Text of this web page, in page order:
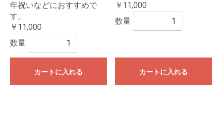
年祝いなどにおすすめで
す。
￥11,000
数量
カートに入れる
￥11,000
数量
カートに入れる